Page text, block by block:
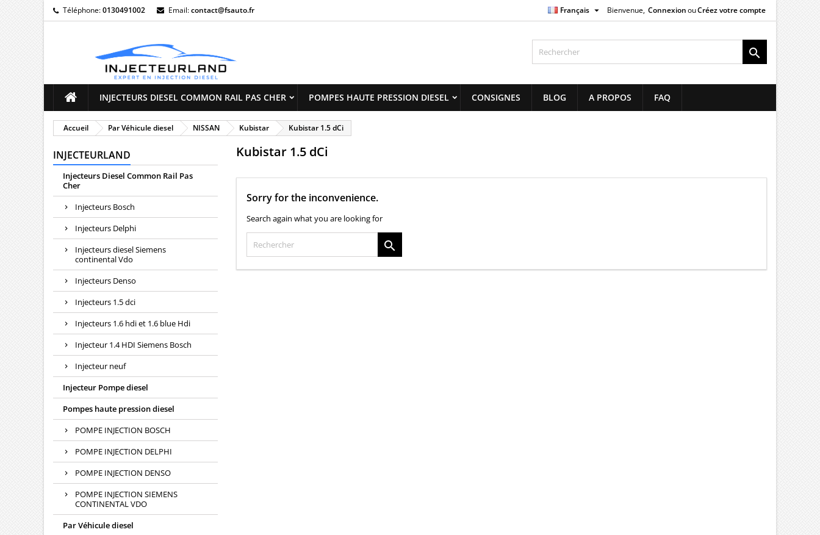
Téléphone:0130491002 Email:contact@fsauto.fr Bienvenue, ConnexionouCréez votre compte
Français 

INJECTEURS DIESEL COMMON RAIL PAS CHER POMPES HAUTE PRESSION DIESEL CONSIGNES BLOG A PROPOS FAQ
Accueil Par Véhicule diesel NISSAN Kubistar Kubistar 1.5 dCi
INJECTEURLAND
Injecteurs Diesel Common Rail Pas
Cher
Injecteurs Bosch
Injecteurs Delphi
Injecteurs diesel Siemens
continental Vdo
Injecteurs Denso
Injecteurs 1.5 dci
Injecteurs 1.6 hdi et 1.6 blue Hdi
Injecteur 1.4 HDI Siemens Bosch
Injecteur neuf
Injecteur Pompe diesel
Pompes haute pression diesel
POMPE INJECTION BOSCH
POMPE INJECTION DELPHI
POMPE INJECTION DENSO
POMPE INJECTION SIEMENS
CONTINENTAL VDO
Par Véhicule diesel
Kubistar 1.5 dCi
Sorry for the inconvenience.
Search again what you are looking for

×
add_circle_outlineCreate new list
×
×
×